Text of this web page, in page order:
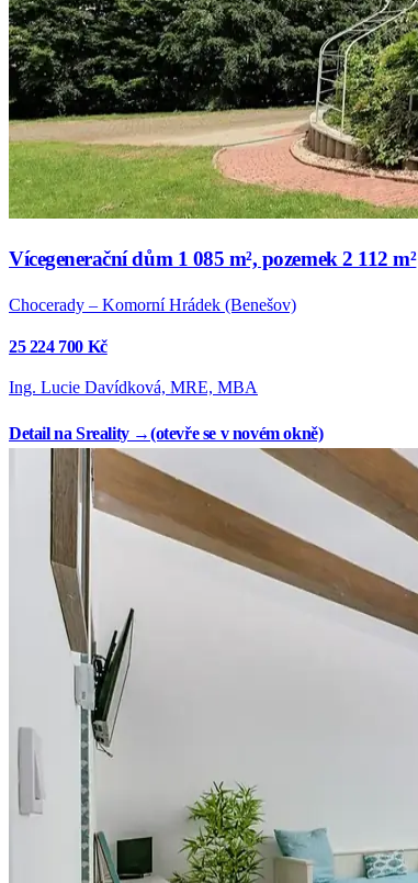
Vícegenerační dům 1 085 m², pozemek 2 112 m²
Chocerady – Komorní Hrádek (Benešov)
25 224 700 Kč
Ing. Lucie Davídková, MRE, MBA
Detail na Sreality →(otevře se v novém okně)